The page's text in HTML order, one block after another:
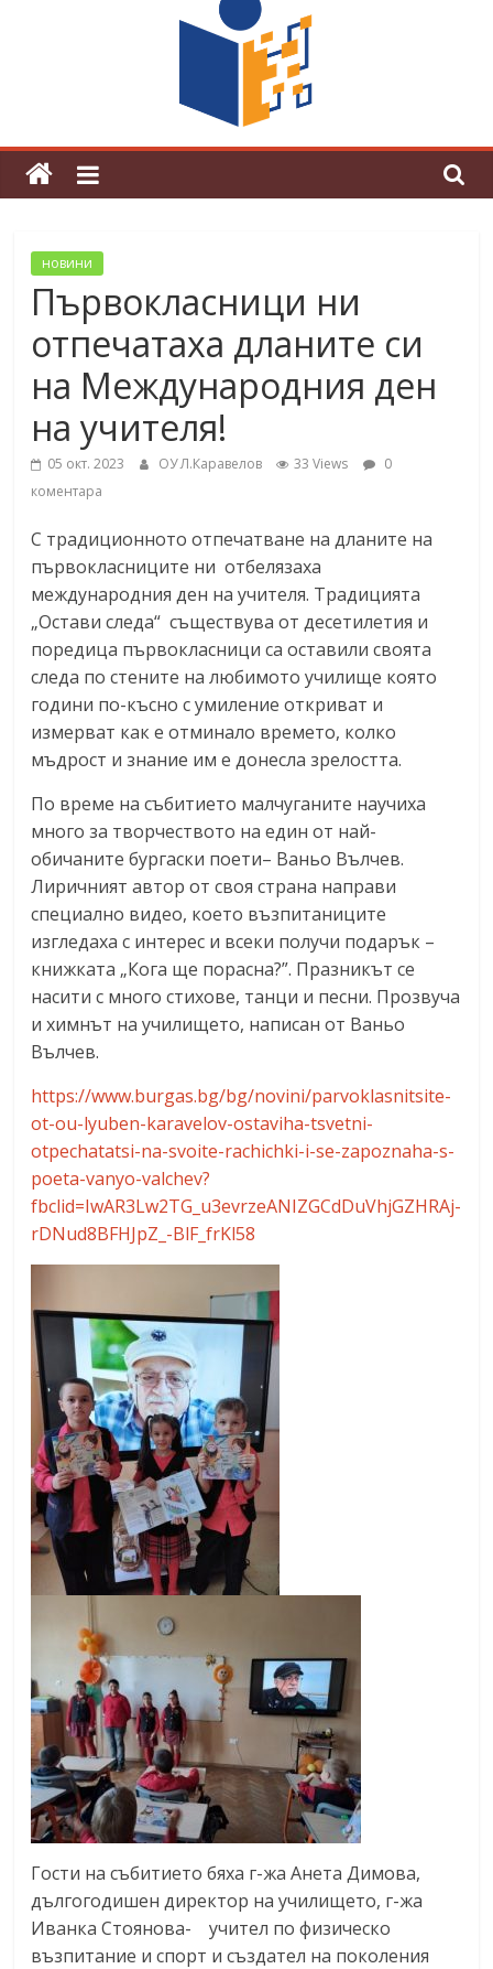
граници“
Магията на Андерсен оживя в ОУ
„Любен Каравелов“
новини
Първокласници ни
отпечатаха дланите си
на Международния ден
на учителя!
05 окт. 2023 ОУ Л.Каравелов 33 Views
0
коментара
С традиционното отпечатване на дланите на
първокласниците ни отбелязаха
международния ден на учителя. Традицията
„Остави следа“ съществува от десетилетия и
поредица първокласници са оставили своята
следа по стените на любимото училище която
години по-късно с умиление откриват и
измерват как е отминало времето, колко
мъдрост и знание им е донесла зрелосттa.
По време на събитието малчуганите научиха
много за творчеството на един от най-
обичаните бургаски поети– Ваньо Вълчев.
Лиричният автор от своя страна направи
специално видео, което възпитаниците
изгледаха с интерес и всеки получи подарък –
книжката „Кога ще порасна?”. Празникът се
насити с много стихове, танци и песни. Прозвуча
и химнът на училището, написан от Ваньо
Вълчев.
https://www.burgas.bg/bg/novini/parvoklasnitsite-
ot-ou-lyuben-karavelov-ostaviha-tsvetni-
otpechatatsi-na-svoite-rachichki-i-se-zapoznaha-s-
poeta-vanyo-valchev?
fbclid=IwAR3Lw2TG_u3evrzeANIZGCdDuVhjGZHRAj-
rDNud8BFHJpZ_-BlF_frKl58
Гости на събитието бяха г-жа Анета Димова,
дългогодишен директор на училището, г-жа
Иванка Стоянова- учител по физическо
възпитание и спорт и създател на поколения